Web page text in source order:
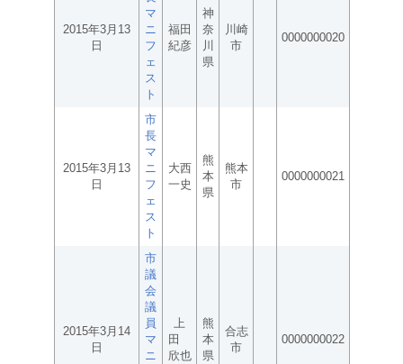
2015年3月13
日
マ
ニ
フ
ェ
ス
ト
福田
紀彦
神
奈
川
県
川崎
市
0000000020
2015年3月13
日
市
長
マ
ニ
フ
ェ
ス
ト
大西
一史
熊
本
県
熊本
市
0000000021
2015年3月14
日
市
議
会
議
員
マ
ニ
上
田
欣也
熊
本
県
合志
市
0000000022